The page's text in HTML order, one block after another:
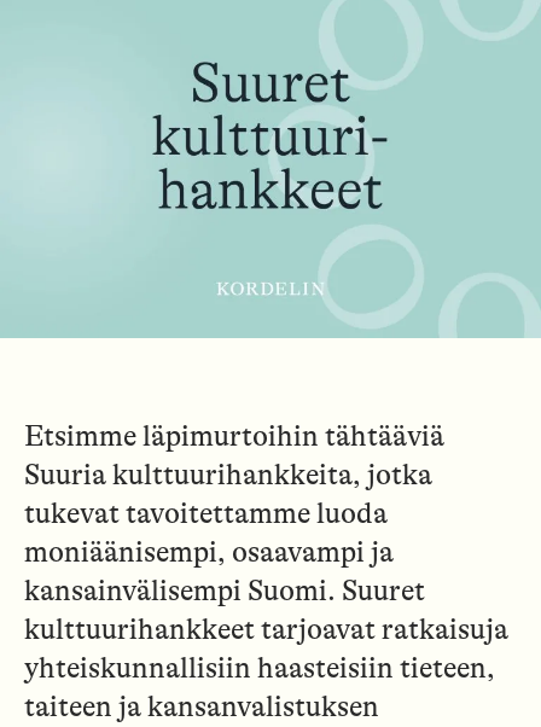
Etsimme läpimurtoihin tähtääviä
Suuria kulttuurihankkeita, jotka
tukevat tavoitettamme luoda
moniäänisempi, osaavampi ja
kansainvälisempi Suomi. Suuret
kulttuurihankkeet tarjoavat ratkaisuja
yhteiskunnallisiin haasteisiin tieteen,
taiteen ja kansanvalistuksen